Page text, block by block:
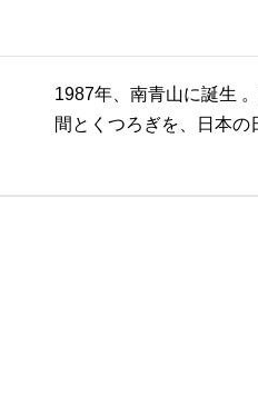
1987年、南青山に誕生
間とくつろぎを、日本の